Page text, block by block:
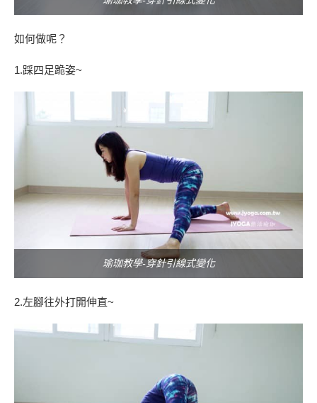
如何做呢？
1.踩四足跪姿~
瑜珈教學-穿針引線式變化
2.左腳往外打開伸直~